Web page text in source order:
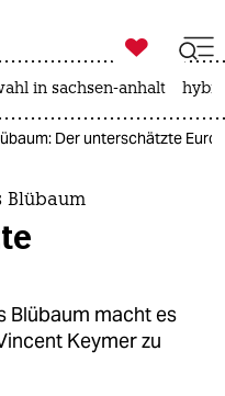

taz zahl ich
in sachsen-anhalt
Der unterschätzte
Blübaum
Blübaum macht es
Keymer zu